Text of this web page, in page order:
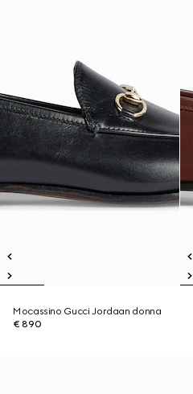
Mocassino Gucci Jordaan donna
€ 890